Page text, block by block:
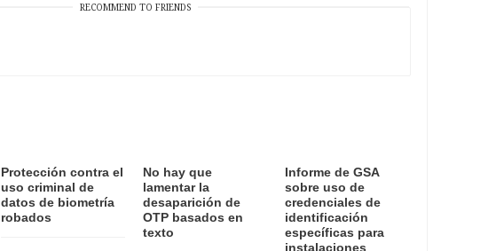
RECOMMEND TO FRIENDS
Protección contra el
uso criminal de
datos de biometría
robados
No hay que
lamentar la
desaparición de
OTP basados en
texto
Informe de GSA
sobre uso de
credenciales de
identificación
específicas para
instalaciones